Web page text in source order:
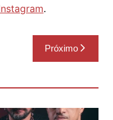
.
Próximo